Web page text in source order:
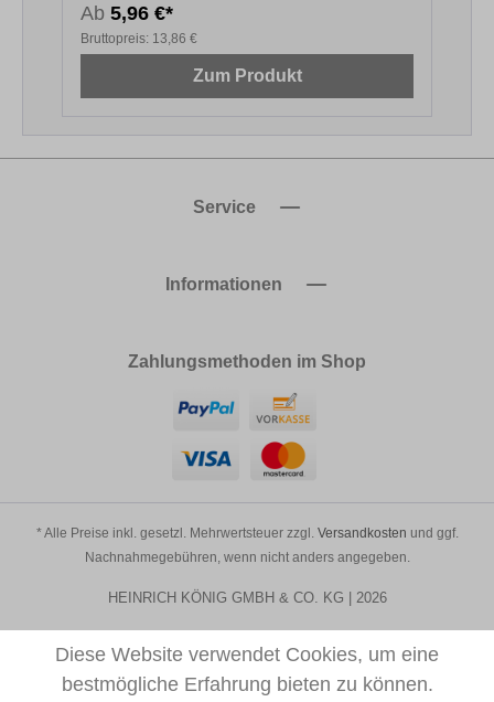
Ab 5,96 €*
Bruttopreis: 13,86 €
Zum Produkt
Service
Informationen
Zahlungsmethoden im Shop
* Alle Preise inkl. gesetzl. Mehrwertsteuer zzgl. Versandkosten und ggf.
Nachnahmegebühren, wenn nicht anders angegeben.
HEINRICH KÖNIG GMBH & CO. KG | 2026
Diese Website verwendet Cookies, um eine
bestmögliche Erfahrung bieten zu können.